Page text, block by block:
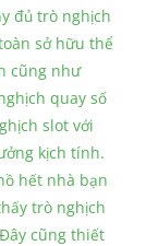
đủ trò nghịch
sở hữu thể
cũng như
quay số
slot với
kịch tính.
hết nhà bạn
trò nghịch
cũng thiết